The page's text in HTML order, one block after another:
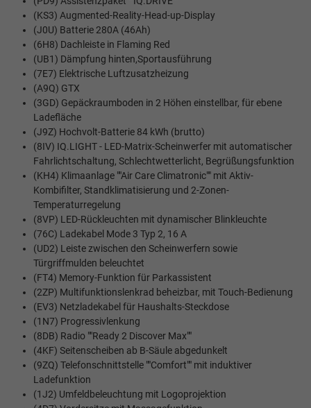
(KS3) Augmented-Reality-Head-up-Display
(J0U) Batterie 280A (46Ah)
(6H8) Dachleiste in Flaming Red
(UB1) Dämpfung hinten,Sportausführung
(7E7) Elektrische Luftzusatzheizung
(A9Q) GTX
(3GD) Gepäckraumboden in 2 Höhen einstellbar, für ebene
Ladefläche
(J9Z) Hochvolt-Batterie 84 kWh (brutto)
(8IV) IQ.LIGHT - LED-Matrix-Scheinwerfer mit automatischer
Fahrlichtschaltung, Schlechtwetterlicht, Begrüßungsfunktion
(KH4) Klimaanlage ""Air Care Climatronic"" mit Aktiv-
Kombifilter, Standklimatisierung und 2-Zonen-
Temperaturregelung
(8VP) LED-Rückleuchten mit dynamischer Blinkleuchte
(76C) Ladekabel Mode 3 Typ 2, 16 A
(UD2) Leiste zwischen den Scheinwerfern sowie
Türgriffmulden beleuchtet
(FT4) Memory-Funktion für Parkassistent
(2ZP) Multifunktionslenkrad beheizbar, mit Touch-Bedienung
(EV3) Netzladekabel für Haushalts-Steckdose
(1N7) Progressivlenkung
(8DB) Radio ""Ready 2 Discover Max""
(4KF) Seitenscheiben ab B-Säule abgedunkelt
(9ZQ) Telefonschnittstelle ""Comfort"" mit induktiver
Ladefunktion
(1J2) Umfeldbeleuchtung mit Logoprojektion